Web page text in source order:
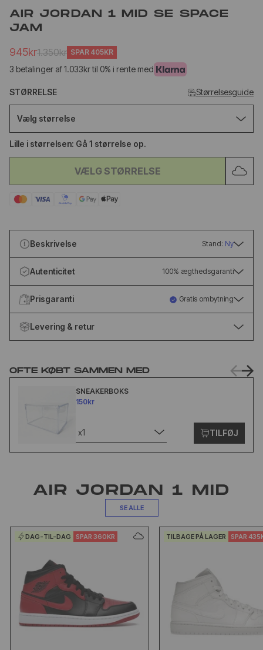
AIR JORDAN 1 MID SE SPACE
JAM
945kr1.350kr SPAR 405KR
3 betalinger af 1.033kr til 0% i rente med
STØRRELSE Størrelsesguide
Vælg størrelse
Lille i størrelsen: Gå 1 størrelse op.
VÆLG STØRRELSE
Beskrivelse Stand: Ny
Autenticitet 100% ægthedsgaranti
Prisgaranti Gratis ombytning
Levering & retur
OFTE KØBT SAMMEN MED
SNEAKERBOKS
150kr
x1 TILFØJ
AIR JORDAN 1 MID
SE ALLE
DAG-TIL-DAG SPAR 360KR TILBAGE PÅ LAGER SPAR